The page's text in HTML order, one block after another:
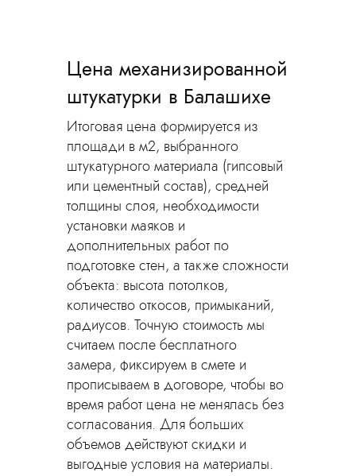
Цена механизированной
штукатурки в Балашихе
Итоговая цена формируется из
площади в м2, выбранного
штукатурного материала (гипсовый
или цементный состав), средней
толщины слоя, необходимости
установки маяков и
дополнительных работ по
подготовке стен, а также сложности
объекта: высота потолков,
количество откосов, примыканий,
радиусов. Точную стоимость мы
считаем после бесплатного
замера, фиксируем в смете и
прописываем в договоре, чтобы во
время работ цена не менялась без
согласования. Для больших
объемов действуют скидки и
выгодные условия на материалы.